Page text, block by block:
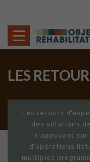
LES
Les retours
des solutions
s'appuyant sur
d'opérations
multiples